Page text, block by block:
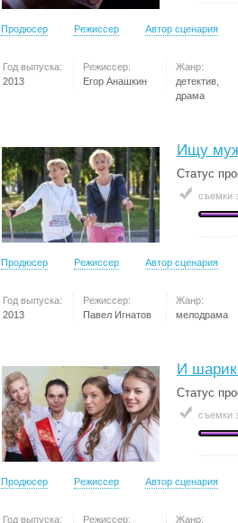
Продюсер Режиссер Автор сценария
Год выпуска:
2013
Режиссер:
Егор Анашкин
Жанр:
детектив,
драма
Ищу
Статус
съемки
Продюсер Режиссер Автор сценария
Год выпуска:
2013
Режиссер:
Павел Игнатов
Жанр:
мелодрама
И шарик
Статус
съемки
Продюсер Режиссер Автор сценария
Год выпуска: Режиссер: Жанр: